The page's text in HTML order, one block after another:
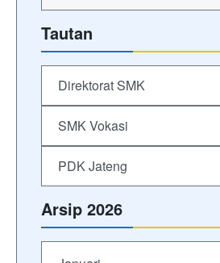
Tautan
Direktorat SMK
SMK Vokasi
PDK Jateng
Arsip 2026